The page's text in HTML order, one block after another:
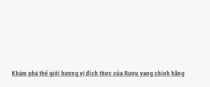
Khám phá thế giới hương vị đích thực của Rượu vang chính hãng